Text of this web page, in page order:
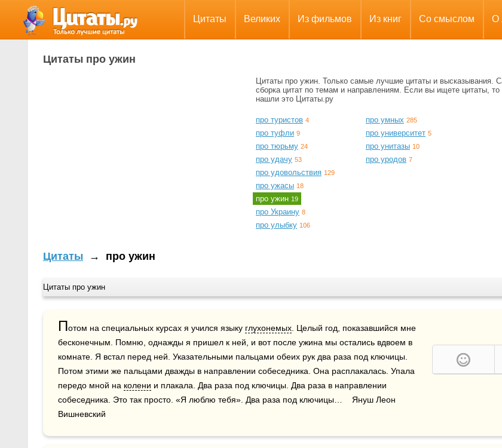
Цитаты Великих Из фильмов Из книг Со смыслом О
Цитаты про ужин
Цитаты про ужин. Только самые лучшие цитаты и высказывания.
сборка цитат по темам и направлениям. Если вы ищете цитаты,
нашли это Цитаты.ру
про туристов 4
про туфли 9
про тюрьму 24
про удачу 53
про удовольствия 129
про ужасы 18
про ужин 19
про Украину 8
про улыбку 106
про умных 285
про университет 5
про унитазы 10
про уродов 7
Цитаты → про ужин
Цитаты про ужин
Потом на специальных курсах я учился языку глухонемых . Целый год, показавшийся мне
бесконечным. Помню, однажды я пришел к ней, и вот после ужина мы остались вдвоем в
комнате. Я встал перед ней. Указательными пальцами обеих рук два раза под ключицы.
Потом этими же пальцами дважды в направлении собеседника. Она расплакалась. Упала
передо мной на колени и плакала. Два раза под ключицы. Два раза в направлении
собеседника. Это так просто. «Я люблю тебя». Два раза под ключицы…    Януш Леон
Вишневский